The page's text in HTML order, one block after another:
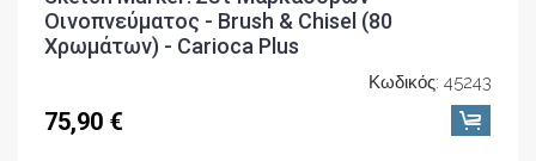
Οινοπνεύματος - Brush & Chisel (80
Χρωμάτων) - Carioca Plus
Κωδικός: 45243
75,90 €